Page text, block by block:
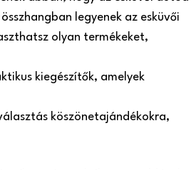
legyenek az esküvői
olyan termékeket,
kiegészítők, amelyek
köszönetajándékokra,